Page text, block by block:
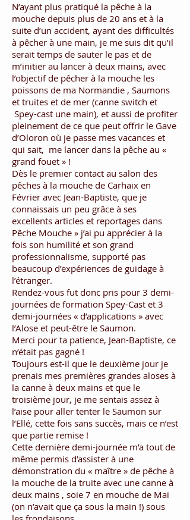
N’ayant plus pratiqué la pêche à la
mouche depuis plus de 20 ans et à la
suite d’un accident, ayant des difficultés
à pêcher à une main, je me suis dit qu’il
serait temps de sauter le pas et de
m’initier au lancer à deux mains, avec
l’objectif de pêcher à la mouche les
poissons de ma Normandie , Saumons
et truites et de mer (canne switch et
Spey-cast une main), et aussi de profiter
pleinement de ce que peut offrir le Gave
d’Oloron où je passe mes vacances et
qui sait, me lancer dans la pêche au «
grand fouet » !
Dès le premier contact au salon des
pêches à la mouche de Carhaix en
Février avec Jean-Baptiste, que je
connaissais un peu grâce à ses
excellents articles et reportages dans
Pêche Mouche » j’ai pu apprécier à la
fois son humilité et son grand
professionnalisme, supporté pas
beaucoup d’expériences de guidage à
l’étranger.
Rendez-vous fut donc pris pour 3 demi-
journées de formation Spey-Cast et 3
demi-journées « d’applications » avec
l’Alose et peut-être le Saumon.
Merci pour ta patience, Jean-Baptiste, ce
n’était pas gagné !
Toujours est-il que le deuxième jour je
prenais mes premières grandes aloses à
la canne à deux mains et que le
troisième jour, je me sentais assez à
l’aise pour aller tenter le Saumon sur
l’Ellé, cette fois sans succès, mais ce n’est
que partie remise !
Cette dernière demi-journée m’a tout de
même permis d’assister à une
démonstration du « maître » de pêche à
la mouche de la truite avec une canne à
deux mains , soie 7 en mouche de Mai
(on n’avait que ça sous la main !) sous